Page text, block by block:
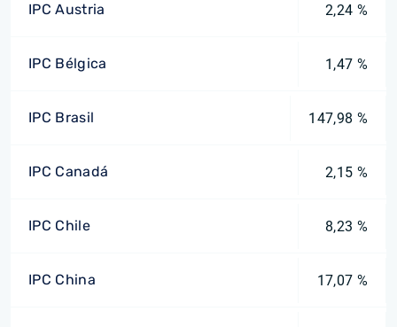
IPC Austria 2,24 %
IPC Bélgica 1,47 %
IPC Brasil 147,98 %
IPC Canadá 2,15 %
IPC Chile 8,23 %
IPC China 17,07 %